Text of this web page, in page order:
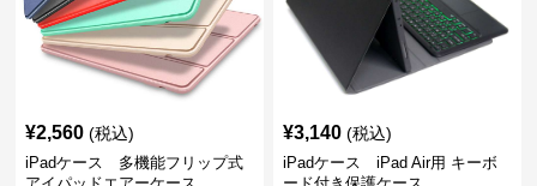
¥2,560 (税込)
iPadケース 多機能フリップ式
¥3,140 (税込)
iPadケース iPad Air用 キーボ